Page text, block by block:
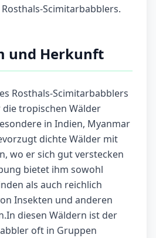
Scimitarbabblers.
und Herkunft
Rosthals-Scimitarbabblers
tropischen Wälder
in Indien, Myanmar
dichte Wälder mit
wo er sich gut verstecken
bietet ihm sowohl
als auch reichlich
Insekten und anderen
diesen Wäldern ist der
oft in Gruppen